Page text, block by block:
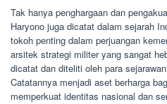
Tak hanya penghargaan dan
Haryono juga dicatat dalam sejarah
tokoh penting dalam perjuangan
arsitek strategi militer yang sangat
dicatat dan diteliti oleh para
Catatannya menjadi aset berharga
memperkuat identitas nasional dan